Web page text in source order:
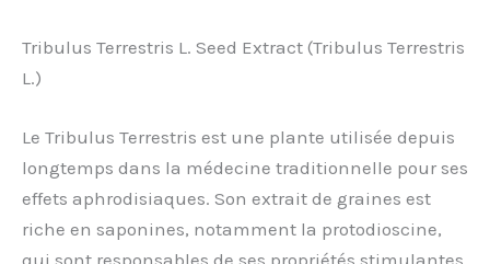
Tribulus Terrestris L. Seed Extract (Tribulus Terrestris
L.)
Le Tribulus Terrestris est une plante utilisée depuis
longtemps dans la médecine traditionnelle pour ses
effets aphrodisiaques. Son extrait de graines est
riche en saponines, notamment la protodioscine,
qui sont responsables de ses propriétés stimulantes.